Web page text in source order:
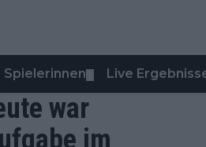
Spielerinnen Live
war
im